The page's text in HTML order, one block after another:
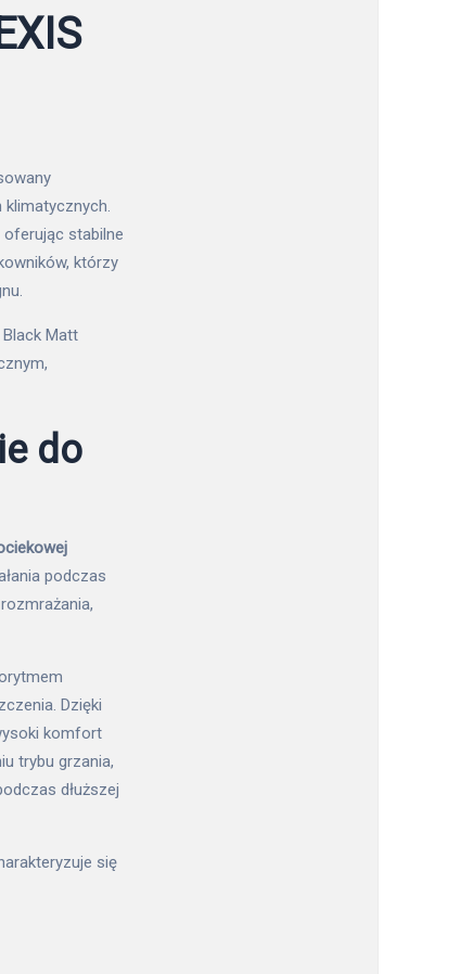
oferując stabilne
którzy
Matt
do
podczas
Dzięki
komfort
trybu grzania,
dłuższej
się